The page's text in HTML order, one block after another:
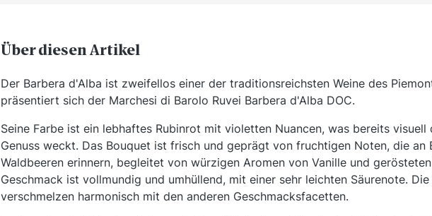
Über diesen Artikel
Der Barbera d'Alba ist zweifellos einer der traditionsreichsten Weine des
präsentiert sich der Marchesi di Barolo Ruvei Barbera d'Alba DOC.
Seine Farbe ist ein lebhaftes Rubinrot mit violetten Nuancen, was bereits
Genuss weckt. Das Bouquet ist frisch und geprägt von fruchtigen Noten, die an
Waldbeeren erinnern, begleitet von würzigen Aromen von Vanille und
Geschmack ist vollmundig und umhüllend, mit einer sehr leichten Säurenote.
verschmelzen harmonisch mit den anderen Geschmacksfacetten.